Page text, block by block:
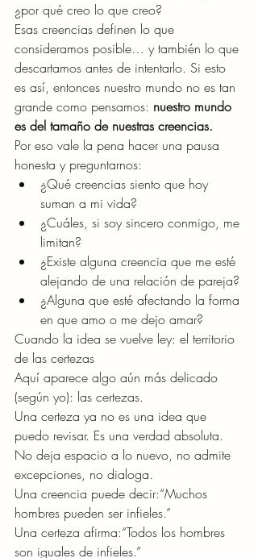
¿por qué creo lo que creo?
Esas creencias definen lo que
consideramos posible… y también lo que
descartamos antes de intentarlo. Si esto
es así, entonces nuestro mundo no es tan
grande como pensamos: nuestro mundo
es del tamaño de nuestras creencias.
Por eso vale la pena hacer una pausa
honesta y preguntarnos:
¿Qué creencias siento que hoy
suman a mi vida?
¿Cuáles, si soy sincero conmigo, me
limitan?
¿Existe alguna creencia que me esté
alejando de una relación de pareja?
¿Alguna que esté afectando la forma
en que amo o me dejo amar?
Cuando la idea se vuelve ley: el territorio
de las certezas
Aquí aparece algo aún más delicado
(según yo): las certezas.
Una certeza ya no es una idea que
puedo revisar. Es una verdad absoluta.
No deja espacio a lo nuevo, no admite
excepciones, no dialoga.
Una creencia puede decir:“Muchos
hombres pueden ser infieles.”
Una certeza afirma:“Todos los hombres
son iguales de infieles.”